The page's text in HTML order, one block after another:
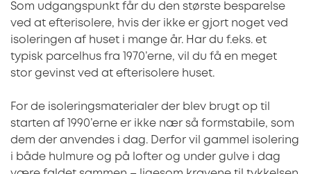
Som udgangspunkt får du den største besparelse
ved at efterisolere, hvis der ikke er gjort noget ved
isoleringen af huset i mange år. Har du f.eks. et
typisk parcelhus fra 1970’erne, vil du få en meget
stor gevinst ved at efterisolere huset.
For de isoleringsmaterialer der blev brugt op til
starten af 1990’erne er ikke nær så formstabile, som
dem der anvendes i dag. Derfor vil gammel isolering
i både hulmure og på lofter og under gulve i dag